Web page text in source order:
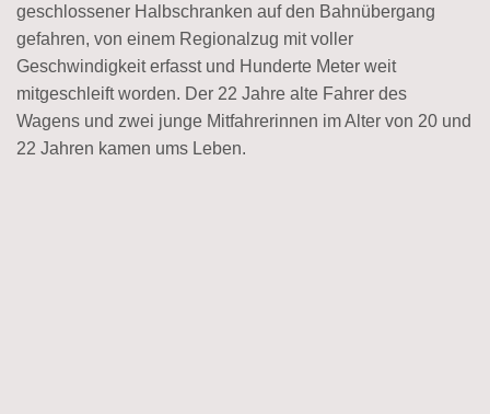
geschlossener Halbschranken auf den Bahnübergang
gefahren, von einem Regionalzug mit voller
Geschwindigkeit erfasst und Hunderte Meter weit
mitgeschleift worden. Der 22 Jahre alte Fahrer des
Wagens und zwei junge Mitfahrerinnen im Alter von 20 und
22 Jahren kamen ums Leben.